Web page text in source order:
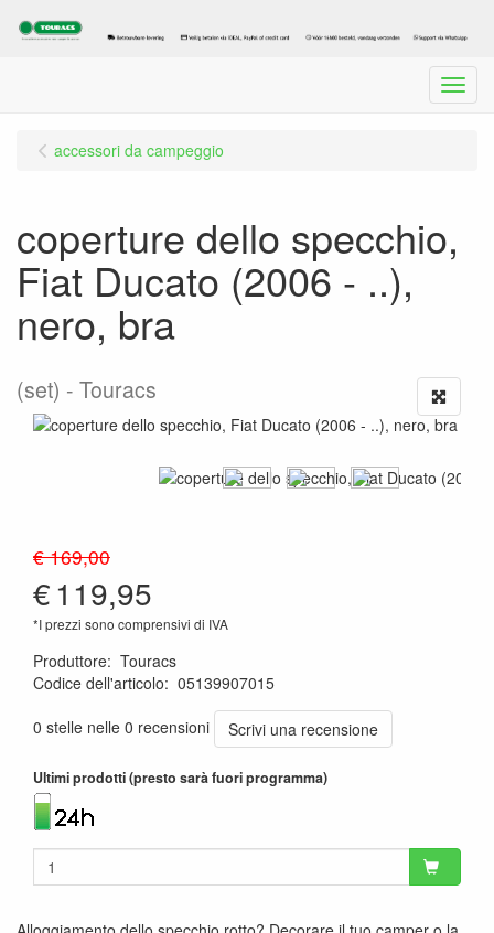
Menu
accessori da campeggio
coperture dello specchio,
Fiat Ducato (2006 - ..),
nero, bra
(set) Touracs
€ 169,00
€119,95
*I prezzi sono comprensivi di IVA
Produttore: Touracs
Codice dell'articolo: 05139907015
0 stelle nelle 0 recensioni
Scrivi una recensione
Ultimi prodotti (presto sarà fuori programma)